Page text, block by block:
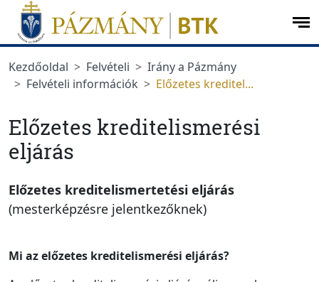
Ugrás a menüre
Ugrás a tartalomra
Kezdőoldal
Felvételi
Irány a Pázmány
Felvételi információk
Előzetes kreditel...
Előzetes kreditelismerési
eljárás
Előzetes kreditelismertetési eljárás
(mesterképzésre jelentkezőknek)
Mi az előzetes kreditelismerési eljárás?